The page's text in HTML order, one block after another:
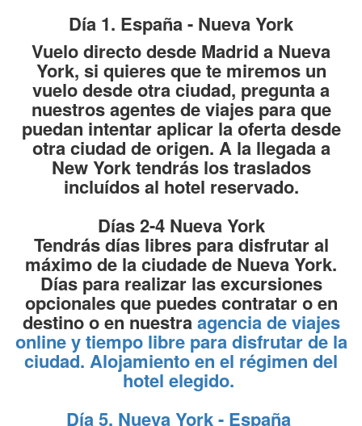
Día 1. España - Nueva York
Vuelo directo desde Madrid a Nueva
York, si quieres que te miremos un
vuelo desde otra ciudad, pregunta a
nuestros agentes de viajes para que
puedan intentar aplicar la oferta desde
otra ciudad de origen. A la llegada a
New York tendrás los traslados
incluídos al hotel reservado.
Días 2-4 Nueva York
Tendrás días libres para disfrutar al
máximo de la ciudade de Nueva York.
Días para realizar las excursiones
opcionales que puedes contratar o en
destino o en nuestraagencia de viajes
onliney tiempo libre para disfrutar de la
ciudad. Alojamiento en el régimen del
hotel elegido.
Día 5. Nueva York - España